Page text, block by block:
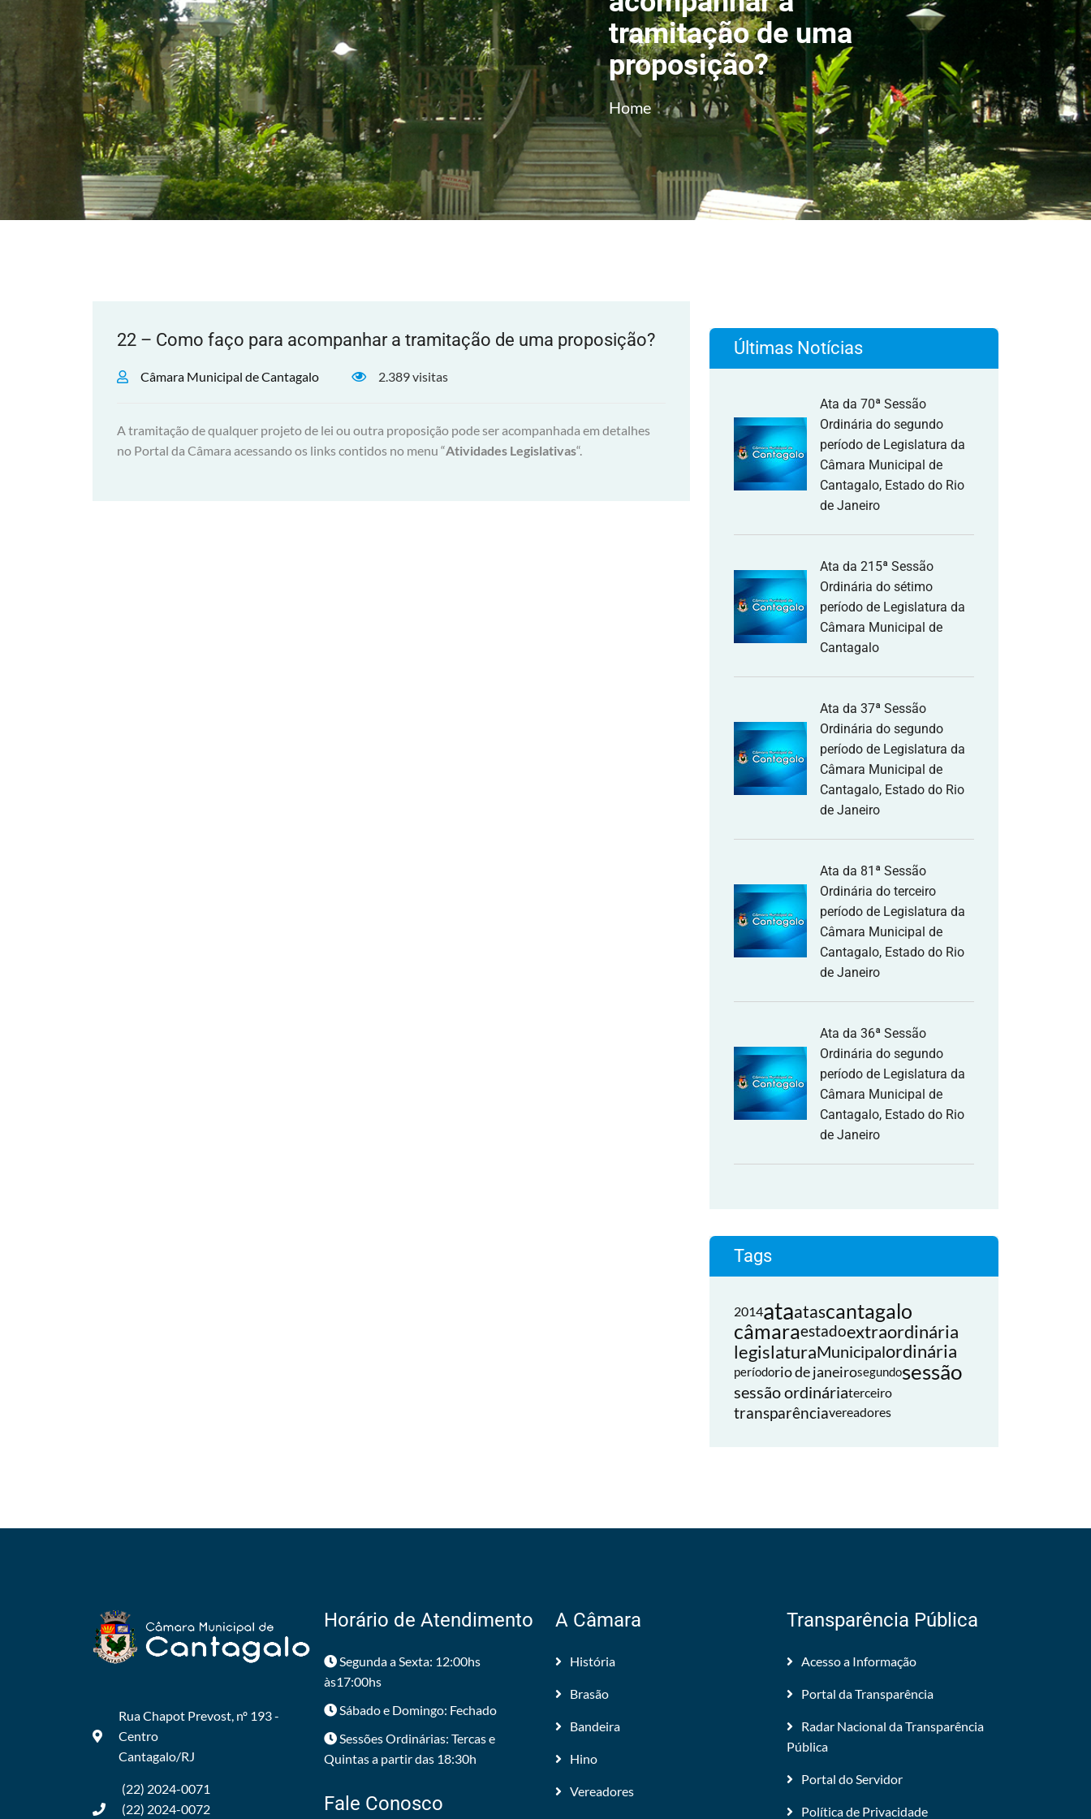
tramitação de uma
proposição?
Home
22 – Como faço para acompanhar a tramitação de uma proposição?
Câmara Municipal de Cantagalo 2.389 visitas
A tramitação de qualquer projeto de lei ou outra proposição pode ser acompanhada em detalhes
no Portal da Câmara acessando os links contidos no menu “Atividades Legislativas“.
Últimas Notícias
Ata da 70ª Sessão
Ordinária do segundo
período de Legislatura da
Câmara Municipal de
Cantagalo, Estado do Rio
de Janeiro
Ata da 215ª Sessão
Ordinária do sétimo
período de Legislatura da
Câmara Municipal de
Cantagalo
Ata da 37ª Sessão
Ordinária do segundo
período de Legislatura da
Câmara Municipal de
Cantagalo, Estado do Rio
de Janeiro
Ata da 81ª Sessão
Ordinária do terceiro
período de Legislatura da
Câmara Municipal de
Cantagalo, Estado do Rio
de Janeiro
Ata da 36ª Sessão
Ordinária do segundo
período de Legislatura da
Câmara Municipal de
Cantagalo, Estado do Rio
de Janeiro
Tags
2014ataatascantagalo
câmaraestadoextraordinária
legislaturaMunicipalordinária
períodorio de janeirosegundosessão
sessão ordináriaterceiro
transparênciavereadores
Rua Chapot Prevost, nº 193 -
Centro
Cantagalo/RJ
(22) 2024-0071
(22) 2024-0072
Horário de Atendimento
Segunda a Sexta: 12:00hs
às17:00hs
Sábado e Domingo: Fechado
Sessões Ordinárias: Tercas e
Quintas a partir das 18:30h
Fale Conosco
A Câmara
História
Brasão
Bandeira
Hino
Vereadores
Transparência Pública
Acesso a Informação
Portal da Transparência
Radar Nacional da Transparência
Pública
Portal do Servidor
Política de Privacidade